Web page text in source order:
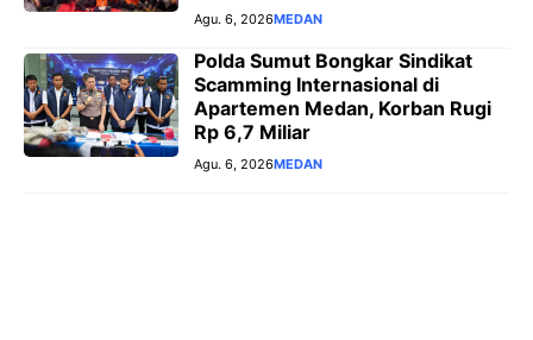
Agu. 6, 2026MEDAN
Polda Sumut Bongkar Sindikat
Scamming Internasional di
Apartemen Medan, Korban Rugi
Rp 6,7 Miliar
Agu. 6, 2026MEDAN